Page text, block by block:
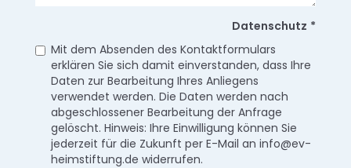
Datenschutz *
Mit dem Absenden des Kontaktformulars
erklären Sie sich damit einverstanden, dass Ihre
Daten zur Bearbeitung Ihres Anliegens
verwendet werden. Die Daten werden nach
abgeschlossener Bearbeitung der Anfrage
gelöscht. Hinweis: Ihre Einwilligung können Sie
jederzeit für die Zukunft per E-Mail an info@ev-
heimstiftung.de widerrufen.